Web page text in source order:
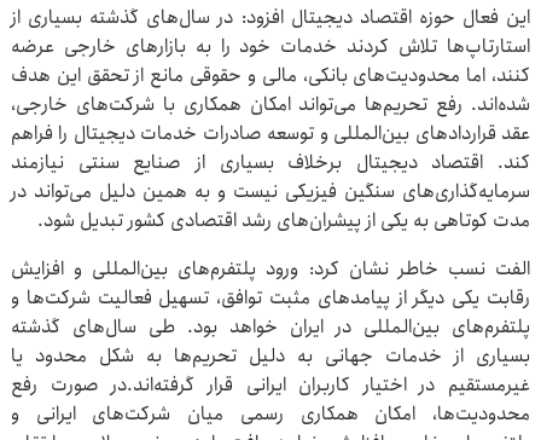
این فعال حوزه اقتصاد دیجیتال افزود: در سال‌های گذشته بسیاری از
استارتاپ‌ها تلاش کردند خدمات خود را به بازارهای خارجی عرضه
کنند، اما محدودیت‌های بانکی، مالی و حقوقی مانع از تحقق این هدف
شده‌اند. رفع تحریم‌ها می‌تواند امکان همکاری با شرکت‌های خارجی،
عقد قراردادهای بین‌المللی و توسعه صادرات خدمات دیجیتال را فراهم
کند. اقتصاد دیجیتال برخلاف بسیاری از صنایع سنتی نیازمند
سرمایه‌گذاری‌های سنگین فیزیکی نیست و به همین دلیل می‌تواند در
مدت کوتاهی به یکی از پیشران‌های رشد اقتصادی کشور تبدیل شود.
الفت نسب خاطر نشان کرد: ورود پلتفرم‌های بین‌المللی و افزایش
رقابت یکی دیگر از پیامدهای مثبت توافق، تسهیل فعالیت شرکت‌ها و
پلتفرم‌های بین‌المللی در ایران خواهد بود. طی سال‌های گذشته
بسیاری از خدمات جهانی به دلیل تحریم‌ها به شکل محدود یا
غیرمستقیم در اختیار کاربران ایرانی قرار گرفته‌اند.در صورت رفع
محدودیت‌ها، امکان همکاری رسمی میان شرکت‌های ایرانی و